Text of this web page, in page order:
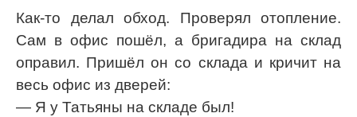
Как-то делал обход. Проверял отопление.
Сам в офис пошёл, а бригадира на склад
оправил. Пришёл он со склада и кричит на
весь офис из дверей:
— Я у Татьяны на складе был!